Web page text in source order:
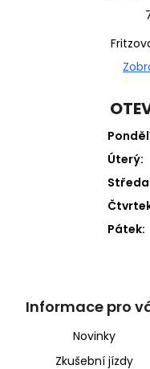
Úterý:
Pátek:
Informace pro
Novinky
Zkušební jízdy